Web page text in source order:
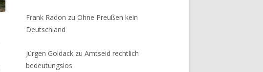
Frank Radon zuOhne Preußen kein
Deutschland
Jürgen Goldack zuAmtseid rechtlich
bedeutungslos